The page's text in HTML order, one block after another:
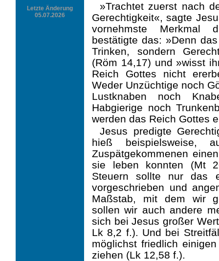
Letzte Änderung
05.07.2026
»Trachtet zuerst nach
Gerechtigkeit«, sagte
vornehmste Merkmal
bestätigte das: »Denn
Trinken, sondern
(Röm 14,17) und »wisst
Reich Gottes nicht
Weder Unzüchtige noch
Lustknaben noch
Habgierige noch
werden das Reich Gottes
Jesus predigte
hieß beispielsweise,
Zuspätgekommenen
sie leben konn­ten (Mt
Steuern sollte nur das
vorgeschrieben und
Maßstab, mit dem wir
sollen wir auch andere
sich bei Jesus großer
Lk 8,2 f.). Und bei
möglichst friedlich
ziehen (Lk 12,58 f.).